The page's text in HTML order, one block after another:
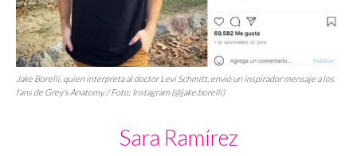
Jake Borelli, quien interpreta al doctor Levi Schmitt, envió un inspirador mensaje a los
fans de Grey’s Anatomy. / Foto: Instagram (@jake.borelli)
Sara Ramírez